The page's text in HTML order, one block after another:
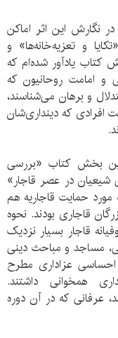
نگارش این اثر اماکن
و تعزیه‌خانه‌ها» و
کتاب یادآور شده‌ام که
و امامت روحانیون که
و برهان می‌شناسند،
افرادی که دینداری‌شان
بخش کتاب «بررسی
شیعیان در عصر قاجار»
حمایت قاجاریه هم
قاجاری بودند. نحوه
قاجار بسیار نزدیک
مساجد و مباحث دینی
عزاداری مطرح
همخوانی داشتند.
عرفانی که در آن دوره